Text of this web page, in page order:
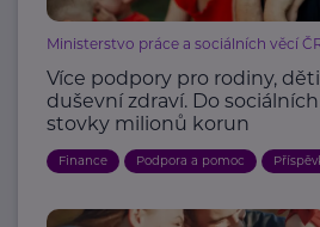
Ministerstvo práce a sociálních věcí
Více podpory pro rodiny,
duševní zdraví. Do
stovky milionů korun
Finance Podpora a pomoc